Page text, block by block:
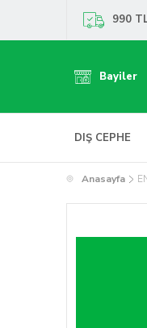
990
Bayiler
DIŞ CEPHE
Anasayfa